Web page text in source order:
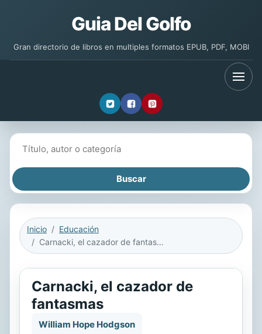
Guia Del Golfo
Gran directorio de libros en multiples formatos EPUB, PDF, MOBI
Inicio
Educación
Carnacki, el cazador de fantasmas
Carnacki, el cazador de
fantasmas
William Hope Hodgson